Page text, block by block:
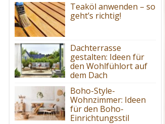
Teaköl anwenden – so
geht’s richtig!
Dachterrasse
gestalten: Ideen für
den Wohlfühlort auf
dem Dach
Boho-Style-
Wohnzimmer: Ideen
für den Boho-
Einrichtungsstil